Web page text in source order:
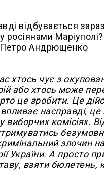
хтось чує з
або хтось може
це зробити. Це
впливає насправді,
виборчих комісіях.
злочин
України. А просто
взяти бюлетень,